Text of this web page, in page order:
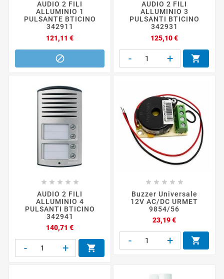
AUDIO 2 FILI
ALLUMINIO 1
PULSANTE BTICINO
342911
121,11 €Prezzo

AUDIO 2 FILI
ALLUMINIO 3
PULSANTI BTICINO
342931
125,10 €Prezzo
- + 
    
AUDIO 2 FILI
ALLUMINIO 4
PULSANTI BTICINO
342941
140,71 €Prezzo
- + 
    
Buzzer Universale
12V AC/DC URMET
9854/56
23,19 €Prezzo
- + 